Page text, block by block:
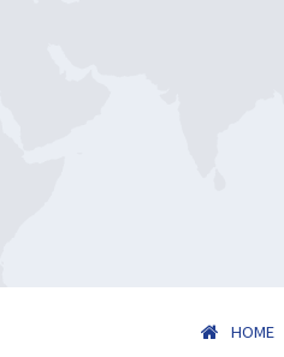
HOME